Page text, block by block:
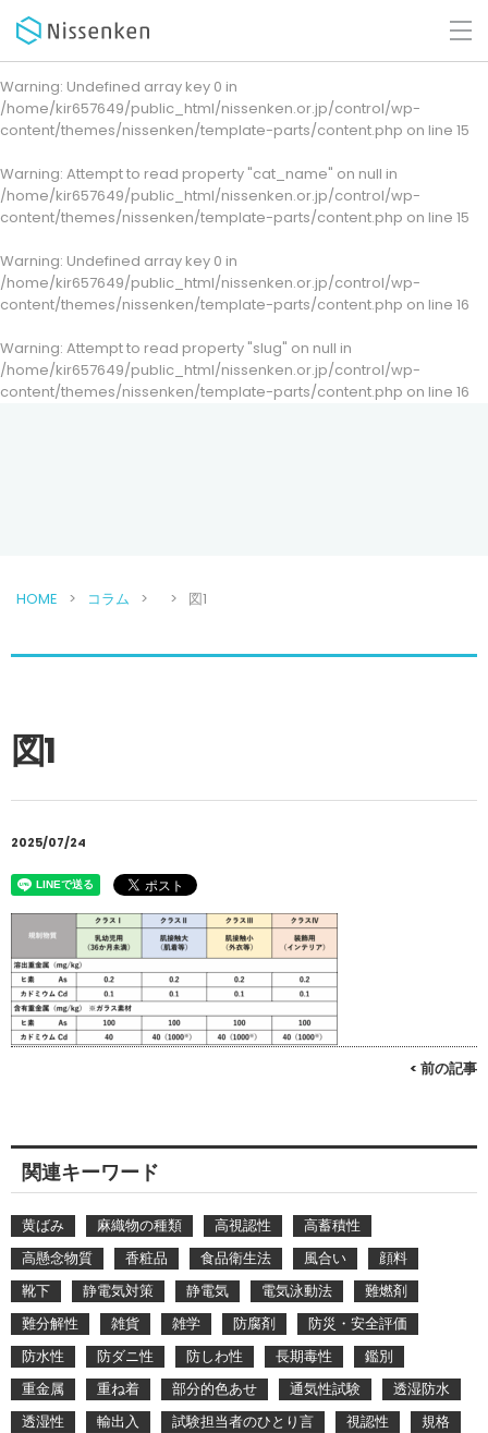
Warning: Undefined array key 0 in
/home/kir657649/public_html/nissenken.or.jp/control/wp-
content/themes/nissenken/template-parts/content.php on line 15
Warning: Attempt to read property "cat_name" on null in
/home/kir657649/public_html/nissenken.or.jp/control/wp-
content/themes/nissenken/template-parts/content.php on line 15
Warning: Undefined array key 0 in
/home/kir657649/public_html/nissenken.or.jp/control/wp-
content/themes/nissenken/template-parts/content.php on line 16
Warning: Attempt to read property "slug" on null in
/home/kir657649/public_html/nissenken.or.jp/control/wp-
content/themes/nissenken/template-parts/content.php on line 16
HOME コラム 図1
図1
2025/07/24
< 前の記事
関連キーワード
黄ばみ 麻織物の種類 高視認性
高蓄積性
高懸念物質
香粧品 食品衛生法 風合い
顔料
靴下
静電気対策 静電気 電気泳動法
難燃剤
難分解性
雑貨 雑学 防腐剤
防災・安全評価
防水性
防ダニ性 防しわ性 長期毒性
鑑別
重金属
重ね着 部分的色あせ 通気性試験
透湿防水
透湿性
輸出入 試験担当者のひとり言 視認性
規格